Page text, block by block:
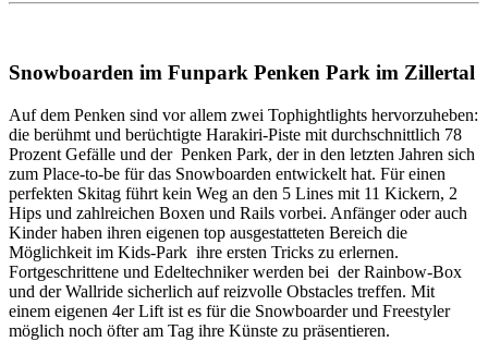
Snowboarden im Funpark Penken Park im Zillertal
Auf dem Penken sind vor allem zwei Tophightlights hervorzuheben:
die berühmt und berüchtigte Harakiri-Piste mit durchschnittlich 78
Prozent Gefälle und der Penken Park, der in den letzten Jahren sich
zum Place-to-be für das Snowboarden entwickelt hat. Für einen
perfekten Skitag führt kein Weg an den 5 Lines mit 11 Kickern, 2
Hips und zahlreichen Boxen und Rails vorbei. Anfänger oder auch
Kinder haben ihren eigenen top ausgestatteten Bereich die
Möglichkeit im Kids-Park ihre ersten Tricks zu erlernen.
Fortgeschrittene und Edeltechniker werden bei der Rainbow-Box
und der Wallride sicherlich auf reizvolle Obstacles treffen. Mit
einem eigenen 4er Lift ist es für die Snowboarder und Freestyler
möglich noch öfter am Tag ihre Künste zu präsentieren.